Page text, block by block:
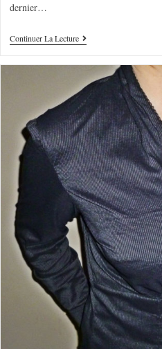
dernier…
Continuer La Lecture